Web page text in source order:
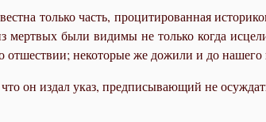
толь­ко часть, про­ци­ти­ро­ван­ная
бы­ли ви­ди­мы не толь­ко ко­гда
от­ше­ствии; неко­то­рые же до­жи­ли и до на­ше­го
он из­дал указ, пред­пи­сы­ва­ю­щий не